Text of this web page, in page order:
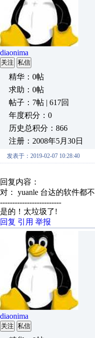
diaonima
关注 私信
精华：0帖
求助：0帖
帖子：7帖 | 617回
年度积分：0
历史总积分：866
注册：2008年5月30日
发表于：2019-02-07 10:28:40
回复内容：
对： yuanle 台达的软件
-------------------------
是的！太垃圾了!
回复 引用 举报
diaonima
关注 私信